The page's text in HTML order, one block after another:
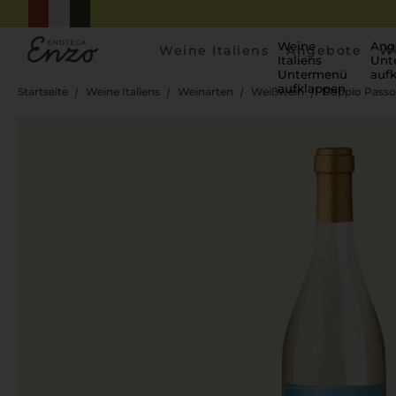
Weine Italiens
Weine
Italiens
Untermenü
aufklappen
Angebote
Startseite Weine Italiens Weinarten Weißwein Doppio